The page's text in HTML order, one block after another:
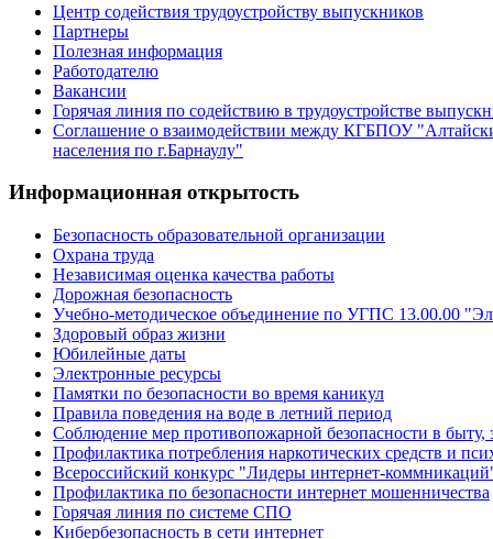
Центр содействия трудоустройству выпускников
Партнеры
Полезная информация
Работодателю
Вакансии
Горячая линия по содействию в трудоустройстве
Соглашение о взаимодействии между КГБПОУ
населения по г.Барнаулу"
Информационная открытость
Безопасность образовательной организации
Охрана труда
Независимая оценка качества работы
Дорожная безопасность
Учебно-методическое объединение по УГПС 13.00.00
Здоровый образ жизни
Юбилейные даты
Электронные ресурсы
Памятки по безопасности во время каникул
Правила поведения на воде в летний период
Соблюдение мер противопожарной безопасности в быту,
Профилактика потребления наркотических средств и
Всероссийский конкурс "Лидеры интернет-
Профилактика по безопасности интернет мошенничества
Горячая линия по системе СПО
Кибербезопасность в сети интернет